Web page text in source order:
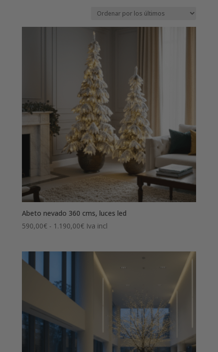
los
últimos
Abeto nevado 360 cms, luces led
590,00€ - 1.190,00€Rango
desde
590,00€
1.190,00€
Iva incl